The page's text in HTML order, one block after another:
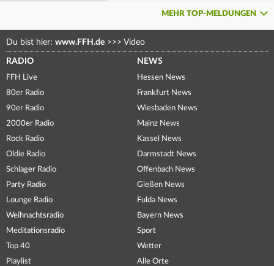
MEHR TOP-MELDUNGEN
Du bist hier: www.FFH.de >>> Video
RADIO
FFH Live
80er Radio
90er Radio
2000er Radio
Rock Radio
Oldie Radio
Schlager Radio
Party Radio
Lounge Radio
Weihnachtsradio
Meditationsradio
Top 40
Playlist
NEWS
Hessen News
Frankfurt News
Wiesbaden News
Mainz News
Kassel News
Darmstadt News
Offenbach News
Gießen News
Fulda News
Bayern News
Sport
Wetter
Alle Orte